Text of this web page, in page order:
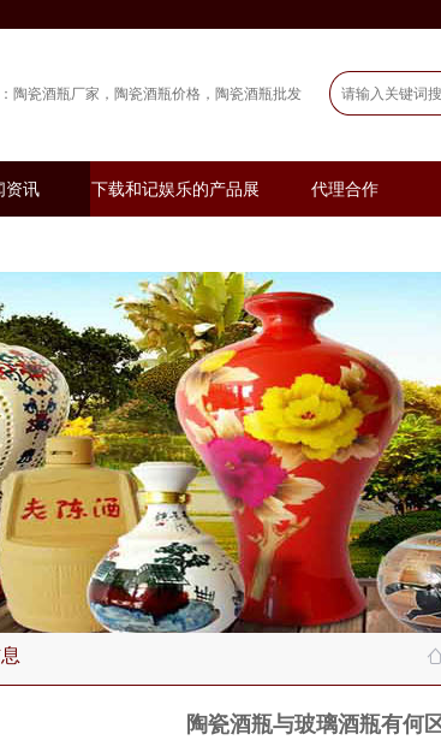
陶瓷酒瓶厂家 陶瓷酒瓶价格 陶瓷酒瓶批发
资讯 下载和记娱乐的产品展 代理合作
陶瓷酒瓶与玻璃酒瓶有何